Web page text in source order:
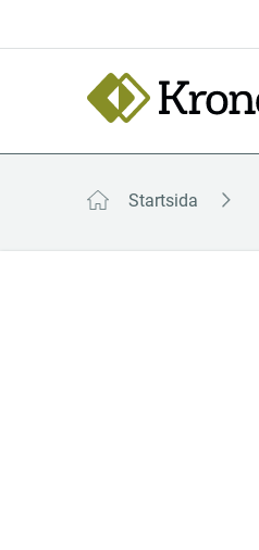
Startsida